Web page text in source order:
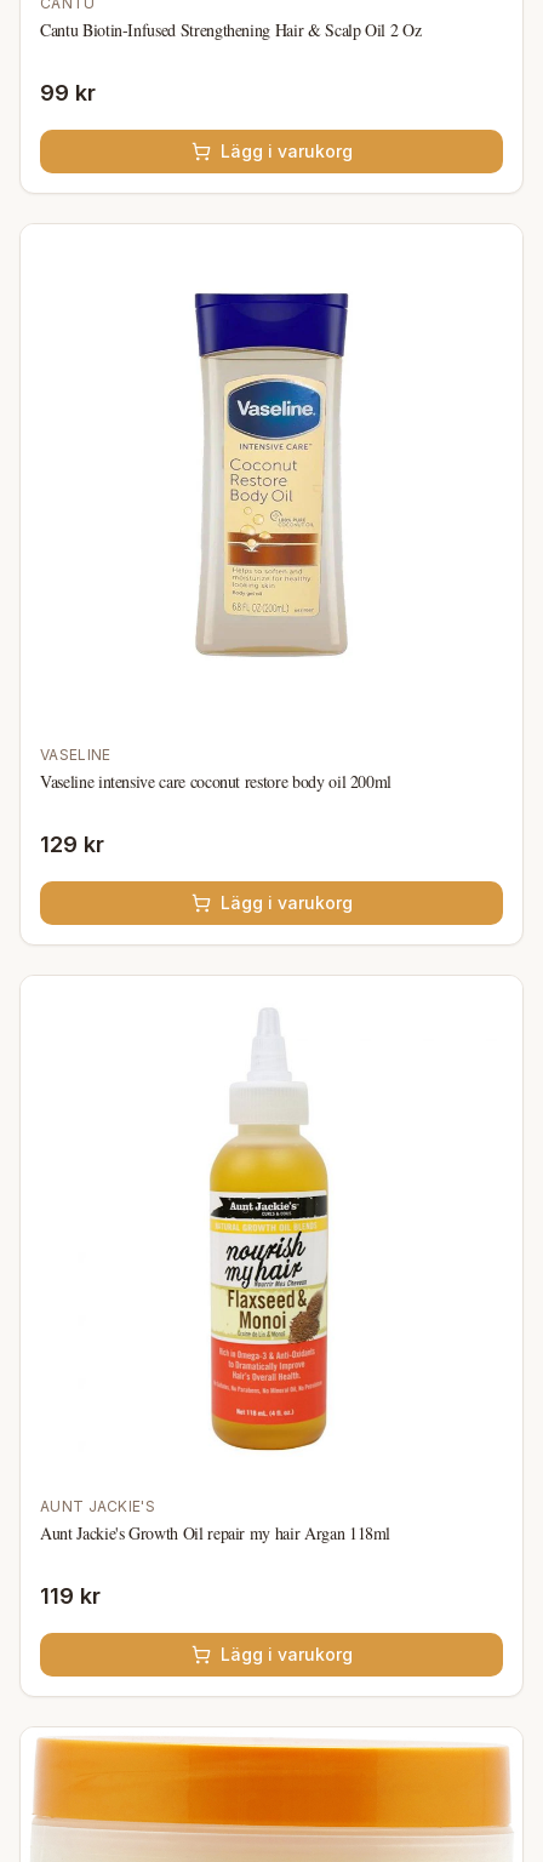
Cantu Biotin-Infused Strengthening Hair & Scalp Oil 2 Oz
99 kr
Lägg i varukorg
VASELINE
Vaseline intensive care coconut restore body oil 200ml
129 kr
Lägg i varukorg
AUNT JACKIE'S
Aunt Jackie's Growth Oil repair my hair Argan 118ml
119 kr
Lägg i varukorg